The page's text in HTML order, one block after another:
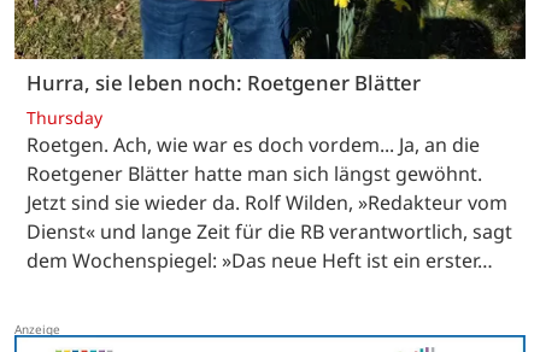
Hurra, sie leben noch: Roetgener Blätter
Thursday
Roetgen. Ach, wie war es doch vordem... Ja, an die
Roetgener Blätter hatte man sich längst gewöhnt.
Jetzt sind sie wieder da. Rolf Wilden, »Redakteur vom
Dienst« und lange Zeit für die RB verantwortlich, sagt
dem Wochenspiegel: »Das neue Heft ist ein erster…